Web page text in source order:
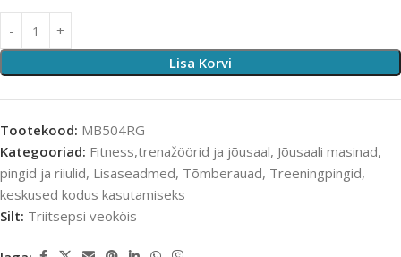
Lisa Korvi
Tootekood: MB504RG
Kategooriad: Fitness,trenažöörid ja jõusaal, Jõusaali masinad,
pingid ja riiulid, Lisaseadmed, Tõmberauad, Treeningpingid,
keskused kodus kasutamiseks
Silt: Triitsepsi veoköis